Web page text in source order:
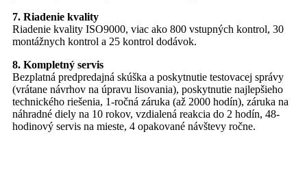
7. Riadenie kvality
Riadenie kvality ISO9000, viac ako 800 vstupných kontrol, 30
montážnych kontrol a 25 kontrol dodávok.
8. Kompletný servis
Bezplatná predpredajná skúška a poskytnutie testovacej správy
(vrátane návrhov na úpravu lisovania), poskytnutie najlepšieho
technického riešenia, 1-ročná záruka (až 2000 hodín), záruka na
náhradné diely na 10 rokov, vzdialená reakcia do 2 hodín, 48-
hodinový servis na mieste, 4 opakované návštevy ročne.